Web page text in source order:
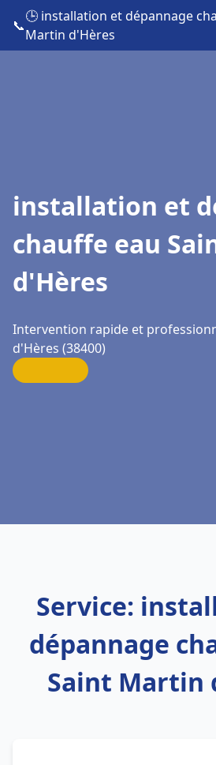
📞
🕒 installation et dépannage
Martin d'Hères
installation et
chauffe eau
d'Hères
Intervention rapide et
d'Hères (38400)
Service:
dépannage
Saint Martin